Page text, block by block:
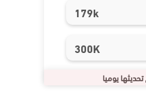
179k
300K
يوميا